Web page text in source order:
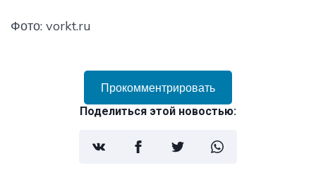
Фото: vorkt.ru
Прокомментрировать
Поделиться этой новостью: